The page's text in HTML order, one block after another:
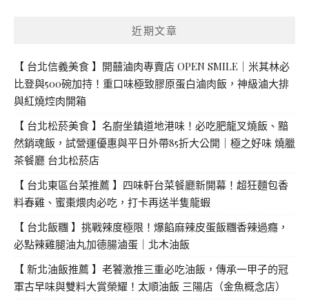
近期文章
【 台北信義美食 】開囍滷肉專賣店 OPEN SMILE｜米其林必
比登與500碗加持！重口味極致膠原蛋白滷肉飯，神級滷大排
與紅燒焢肉開箱
【 台北松菸美食 】名廚坐鎮道地港味！必吃肥龍叉燒飯、黯
然銷魂飯，試營運優惠與平日外帶85折大公開｜極之好味 燒臘
茶餐廳 台北松菸店
【 台北東區台菜推薦 】四味軒台菜餐廳新開幕！超狂麵包香
料春雞、蜜棗煨肉必吃，打卡再送半隻龍蝦
【 台北飯糰 】挑戰辣度極限！爆餡麻辣皮蛋飯糰香辣過癮，
必點辣雞腿油丸加德腸滷蛋｜北木油飯
【 新北油飯推薦 】老饕激推三重必吃油飯，傳承一甲子的冠
軍古早味與雙料大賞榮耀！太順油飯 三陽店（金魚概念店）